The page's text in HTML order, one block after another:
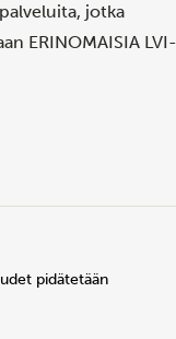
jotka
ERINOMAISIA LVI-
pidätetään